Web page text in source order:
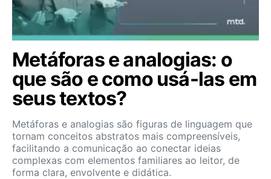
Metáforas e analogias: o
que são e como usá-las em
seus textos?
Metáforas e analogias são figuras de linguagem que
tornam conceitos abstratos mais compreensíveis,
facilitando a comunicação ao conectar ideias
complexas com elementos familiares ao leitor, de
forma clara, envolvente e didática.